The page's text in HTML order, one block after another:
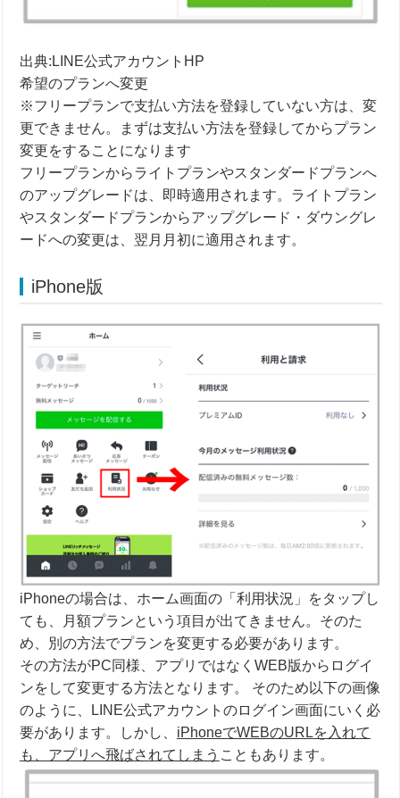
出典: LINE公式アカウントHP
希望のプランへ変更
※フリープランで支払い方法を登録していない方は、変
更できません。まずは支払い方法を登録してからプラン
変更をすることになります
フリープランからライトプランやスタンダードプランへ
のアップグレードは、即時適用されます。ライトプラン
やスタンダードプランからアップグレード・ダウングレ
ードへの変更は、翌月月初に適用されます。
iPhone版
iPhoneの場合は、ホーム画面の「利用状況」をタップし
ても、月額プランという項目が出てきません。そのた
め、別の方法でプランを変更する必要があります。
その方法がPC同様、アプリではなくWEB版からログイ
ンをして変更する方法となります。 そのため以下の画像
のように、LINE公式アカウントのログイン画面にいく必
要があります。しかし、 iPhoneでWEBのURLを入れて
も、アプリへ飛ばされてしまう こともあります。